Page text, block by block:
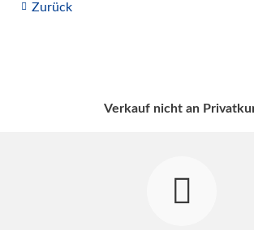
Zurück
Verkauf nicht an